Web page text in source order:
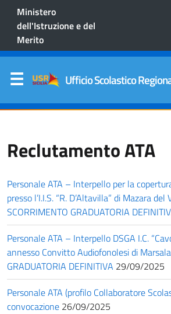
Ministero
dell'Istruzione e del
Merito
Ufficio Scolastico
Reclutamento ATA
Personale ATA – Interpello per la
presso l’I.I.S. “R. D’Altavilla” di Mazara del
SCORRIMENTO GRADUATORIA
Personale ATA – Interpello DSGA I.C.
annesso Convitto Audiofonolesi di
GRADUATORIA DEFINITIVA 29/09/2025
Personale ATA (profilo Collaboratore
convocazione 26/09/2025